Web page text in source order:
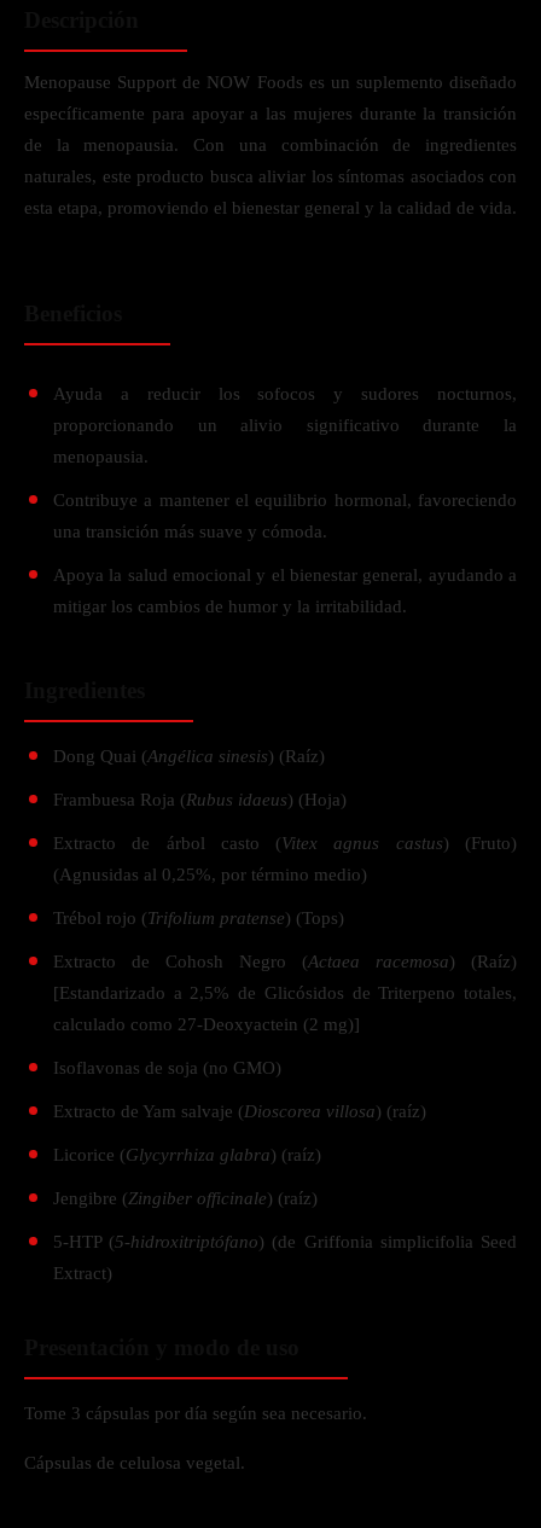
Menopause Support de NOW Foods es un suplemento diseñado
específicamente para apoyar a las mujeres durante la transición
de la menopausia. Con una combinación de ingredientes
naturales, este producto busca aliviar los síntomas asociados con
esta etapa, promoviendo el bienestar general y la calidad de vida.
Ayuda a reducir los sofocos y sudores nocturnos,
proporcionando un alivio significativo durante la
menopausia.
Contribuye a mantener el equilibrio hormonal, favoreciendo
una transición más suave y cómoda.
Apoya la salud emocional y el bienestar general, ayudando a
mitigar los cambios de humor y la irritabilidad.
Dong Quai (Angélica sinesis) (Raíz)
Frambuesa Roja (Rubus idaeus) (Hoja)
Extracto de árbol casto (Vitex agnus castus) (Fruto)
(Agnusidas al 0,25%, por término medio)
Trébol rojo (Trifolium pratense) (Tops)
Extracto de Cohosh Negro (Actaea racemosa) (Raíz)
[Estandarizado a 2,5% de Glicósidos de Triterpeno totales,
calculado como 27-Deoxyactein (2 mg)]
Isoflavonas de soja (no GMO)
Extracto de Yam salvaje (Dioscorea villosa) (raíz)
Licorice (Glycyrrhiza glabra) (raíz)
Jengibre (Zingiber officinale) (raíz)
5-HTP (5-hidroxitriptófano) (de Griffonia simplicifolia Seed
Extract)
Tome 3 cápsulas por día según sea necesario.
Cápsulas de celulosa vegetal.